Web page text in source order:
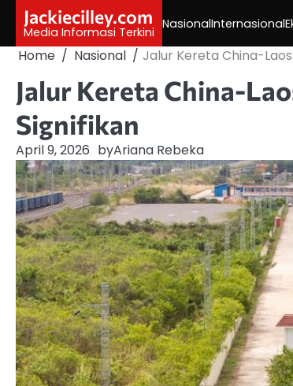
content
Jackiecilley.com
Media Informasi Terkini
NasionalInternasional
Home Nasional Jalur Kereta China-
Jalur Kereta China-
Signifikan
April 9, 2026 byAriana Rebeka